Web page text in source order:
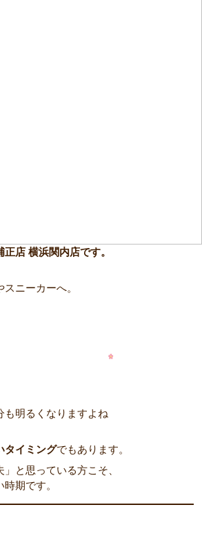
正店 横浜関内店です。
ニーカーへ。
も明るくなりますよね
タイミングでもあります。
」と思っている方こそ、
期です。